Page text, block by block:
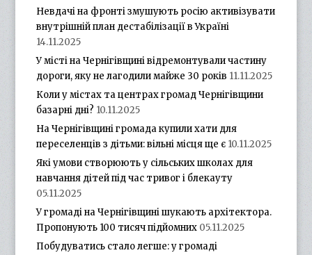
Невдачі на фронті змушують росію активізувати
внутрішній план дестабілізації в Україні
14.11.2025
У місті на Чернігівщині відремонтували частину
дороги, яку не лагодили майже 30 років 11.11.2025
Коли у містах та центрах громад Чернігівщини
базарні дні? 10.11.2025
На Чернігівщині громада купили хати для
переселенців з дітьми: вільні місця ще є 10.11.2025
Які умови створюють у сільських школах для
навчання дітей під час тривог і блекауту
05.11.2025
У громаді на Чернігівщині шукають архітектора.
Пропонують 100 тисяч підйомних 05.11.2025
Побудуватись стало легше: у громаді